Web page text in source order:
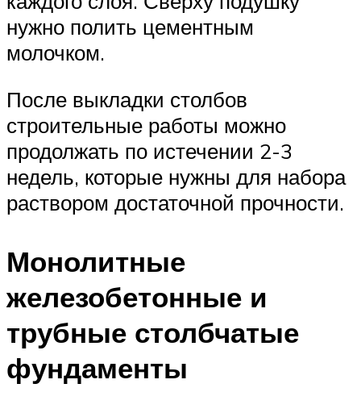
нужно полить цементным
молочком.
После выкладки столбов
строительные работы можно
продолжать по истечении 2-3
недель, которые нужны для набора
раствором достаточной прочности.
Монолитные
железобетонные и
трубные столбчатые
фундаменты